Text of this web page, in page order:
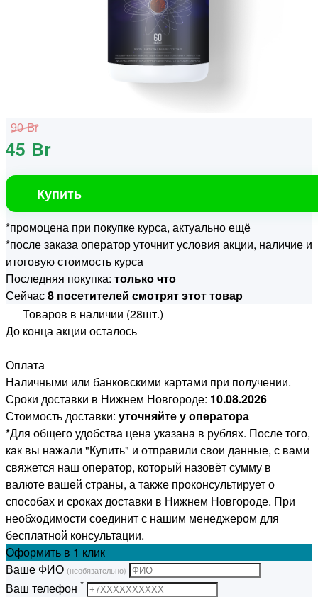
90 Br
45 Br
Купить
*промоцена при покупке курса, актуально ещё
*после заказа оператор уточнит условия акции, наличие и
итоговую стоимость курса
Последняя покупка: только что
Сейчас8 посетителей смотрят этот товар
Товаров в наличии (28шт.)
До конца акции осталось
Оплата
Наличными или банковскими картами при получении.
Сроки доставки в Нижнем Новгороде: 10.08.2026
Стоимость доставки: уточняйте у оператора
*Для общего удобства цена указана в рублях. После того,
как вы нажали "Купить" и отправили свои данные, с вами
свяжется наш оператор, который назовёт сумму в
валюте вашей страны, а также проконсультирует о
способах и сроках доставки в Нижнем Новгороде. При
необходимости соединит с нашим менеджером для
бесплатной консультации.
Оформить в 1 клик
Ваше ФИО (необязательно)
Ваш телефон *